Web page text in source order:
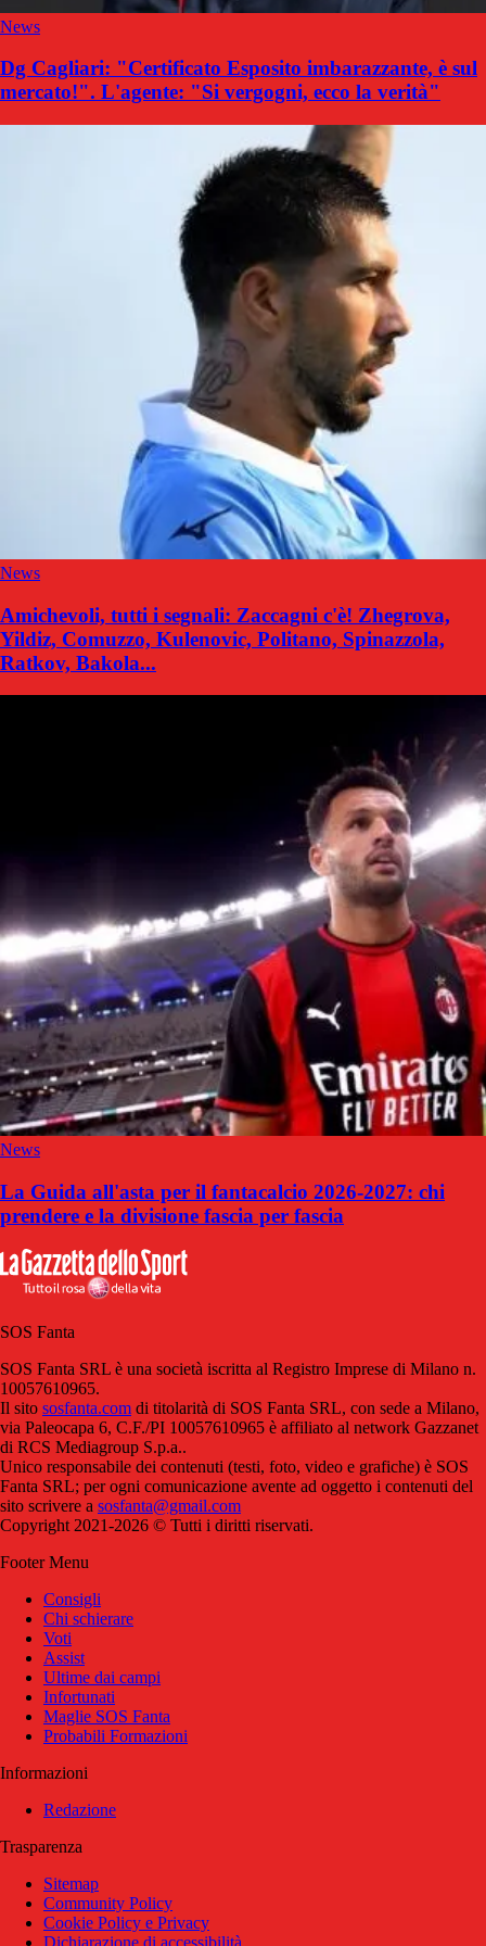
News
Dg Cagliari: "Certificato Esposito imbarazzante, è sul
mercato!". L'agente: "Si vergogni, ecco la verità"
News
Amichevoli, tutti i segnali: Zaccagni c'è! Zhegrova,
Yildiz, Comuzzo, Kulenovic, Politano, Spinazzola,
Ratkov, Bakola...
News
La Guida all'asta per il fantacalcio 2026-2027: chi
prendere e la divisione fascia per fascia
SOS Fanta
SOS Fanta SRL è una società iscritta al Registro Imprese di Milano n.
10057610965.
Il sito sosfanta.com di titolarità di SOS Fanta SRL, con sede a Milano,
via Paleocapa 6, C.F./PI 10057610965 è affiliato al network Gazzanet
di RCS Mediagroup S.p.a..
Unico responsabile dei contenuti (testi, foto, video e grafiche) è SOS
Fanta SRL; per ogni comunicazione avente ad oggetto i contenuti del
sito scrivere a sosfanta@gmail.com
Copyright 2021-2026 © Tutti i diritti riservati.
Footer Menu
Consigli
Chi schierare
Voti
Assist
Ultime dai campi
Infortunati
Maglie SOS Fanta
Probabili Formazioni
Informazioni
Redazione
Trasparenza
Sitemap
Community Policy
Cookie Policy e Privacy
Dichiarazione di accessibilità